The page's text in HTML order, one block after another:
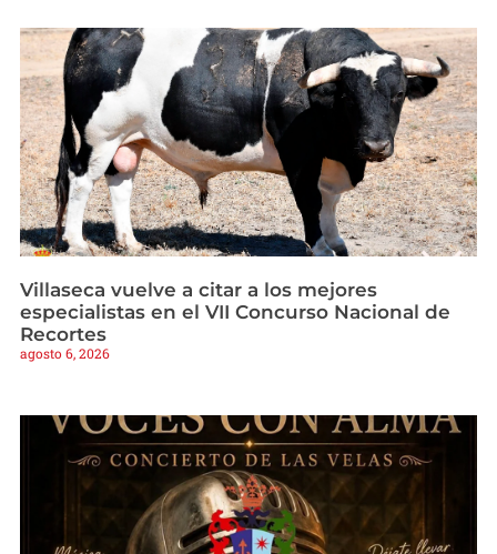
Villaseca vuelve a citar a los mejores
especialistas en el VII Concurso Nacional de
Recortes
agosto 6, 2026